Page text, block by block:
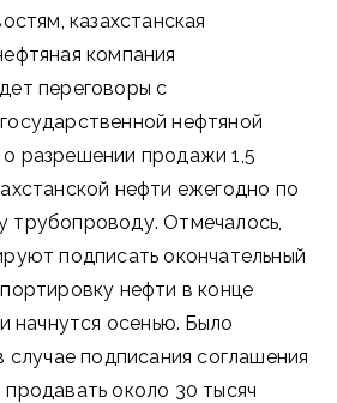
казахстанская
компания
переговоры с
нефтяной
разрешении продажи 1,5
нефти ежегодно по
трубопроводу. Отмечалось,
подписать окончательный
нефти в конце
начнутся осенью. Было
случае подписания соглашения
около 30 тысяч